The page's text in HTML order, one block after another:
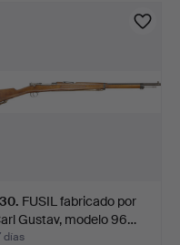
. FUSIL fabricado por
Gustav, modelo 96…
días